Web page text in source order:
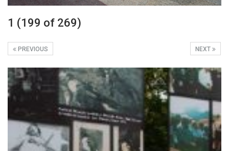
1 (199 of 269)
NEXT
PREVIOUS